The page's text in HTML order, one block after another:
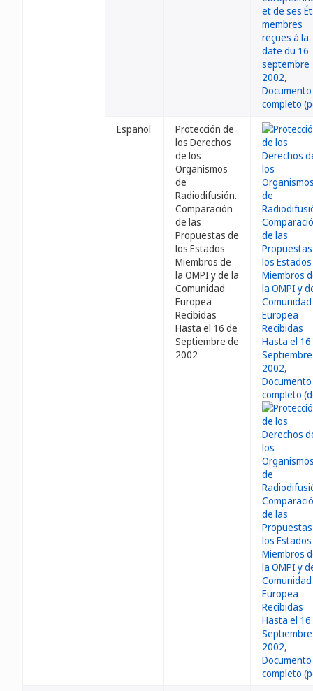
Español
Protección de
los Derechos
de los
Organismos
de
Radiodifusión.
Comparación
de las
Propuestas de
los Estados
Miembros de
la OMPI y de la
Comunidad
Europea
Recibidas
Hasta el 16 de
Septiembre de
2002